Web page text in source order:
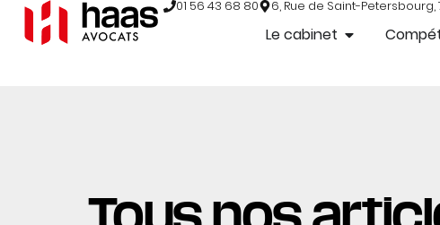
01 56 43 68 80 6, Rue de Saint-Petersbourg,
Le cabinet
Tous nos